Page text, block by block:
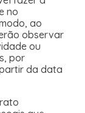
no
ao
observar
ou
por
partir da data